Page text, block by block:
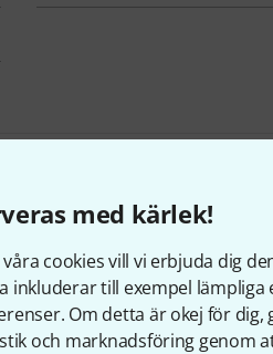
med kärlek!
våra cookies vill vi erbjuda dig
inkluderar till exempel
Om detta är okej för
och marknadsföring genom
393 kr